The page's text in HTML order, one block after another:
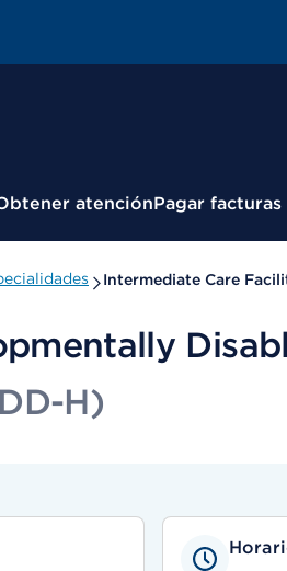
atenciónPagar facturas
Intermediate Care
H)